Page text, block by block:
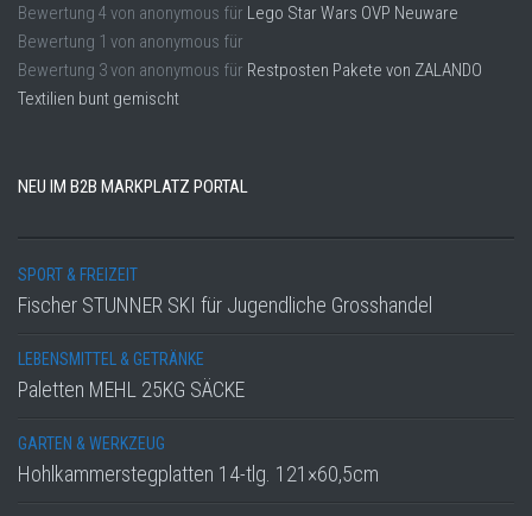
Bewertung 4 von anonymous für Lego Star Wars OVP Neuware
Bewertung 1 von anonymous für
Bewertung 3von anonymous für Restposten Pakete von ZALANDO
Textilien bunt gemischt
NEU IM B2B MARKPLATZ PORTAL
SPORT & FREIZEIT
Fischer STUNNER SKI für Jugendliche Grosshandel
LEBENSMITTEL & GETRÄNKE
Paletten MEHL 25KG SÄCKE
GARTEN & WERKZEUG
Hohlkammerstegplatten 14-tlg. 121×60,5cm